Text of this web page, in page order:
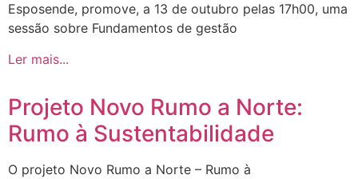
Esposende, promove, a 13 de outubro pelas 17h00, uma
sessão sobre Fundamentos de gestão
Ler mais...
Projeto Novo Rumo a Norte:
Rumo à Sustentabilidade
O projeto Novo Rumo a Norte – Rumo à